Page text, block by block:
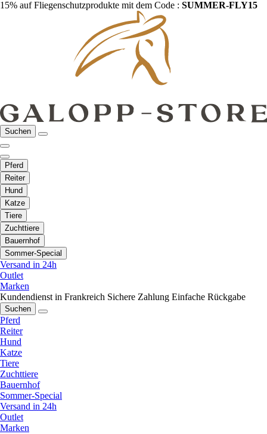
15% auf Fliegenschutzprodukte mit dem Code : SUMMER-FLY15
Suchen
Pferd
Reiter
Hund
Katze
Tiere
Zuchttiere
Bauernhof
Sommer-Special
Versand in 24h
Outlet
Marken
Kundendienst in Frankreich Sichere Zahlung Einfache Rückgabe
Suchen
Pferd
Reiter
Hund
Katze
Tiere
Zuchttiere
Bauernhof
Sommer-Special
Versand in 24h
Outlet
Marken